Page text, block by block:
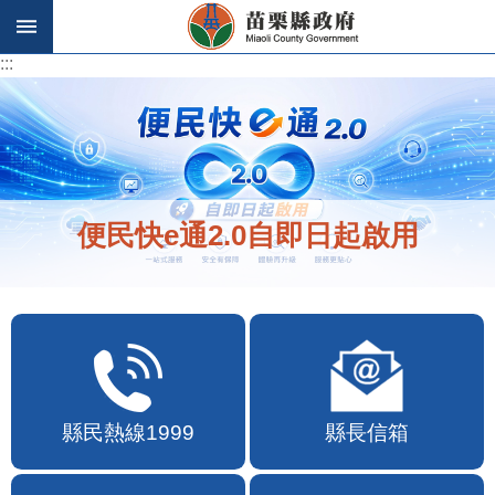
跳到主要內容區塊
:::
:::
便民快e通2.0自即日起啟用
縣民熱線1999 縣長信箱